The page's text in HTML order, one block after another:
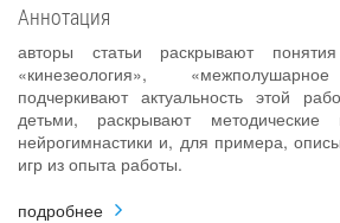
Аннотация
авторы статьи раскрывают понятия
«кинезеология»,
подчеркивают актуальность этой
детьми, раскрывают методические
нейрогимнастики и, для примера,
игр из опыта работы.
подробнее